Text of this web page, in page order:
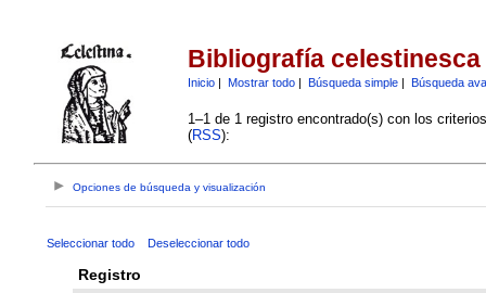
Bibliografía celestinesca
Inicio| Mostrar todo| Búsqueda simple| Búsqueda
1–1 de 1 registro encontrado(s) con los
(RSS):
Opciones de búsqueda y visualización
Seleccionar todo Deseleccionar todo
Registro